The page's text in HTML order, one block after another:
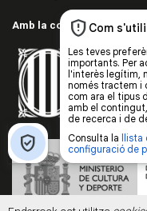
Amb la col·laboració de: